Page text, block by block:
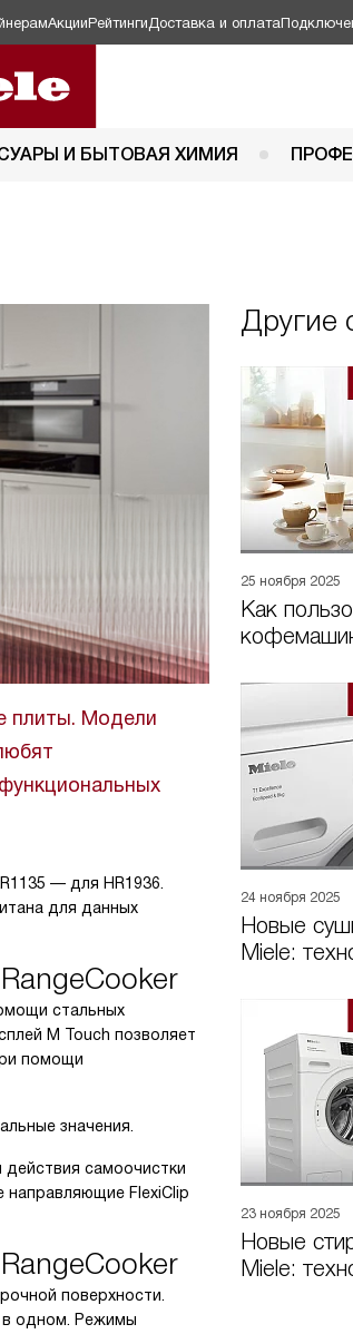
АкцииРейтинги Доставка и оплата
И БЫТОВАЯ ХИМИЯ
плиты. Модели
— для HR1936.
для данных
стальных
M Touch позволяет
помощи
значения.
самоочистки
направляющие FlexiClip
поверхности.
в одном. Режимы
Другие
25 ноября 2025
Как
24 ноября 2025
Новые
Miele:
23 ноября 2025
Новые
Miele: